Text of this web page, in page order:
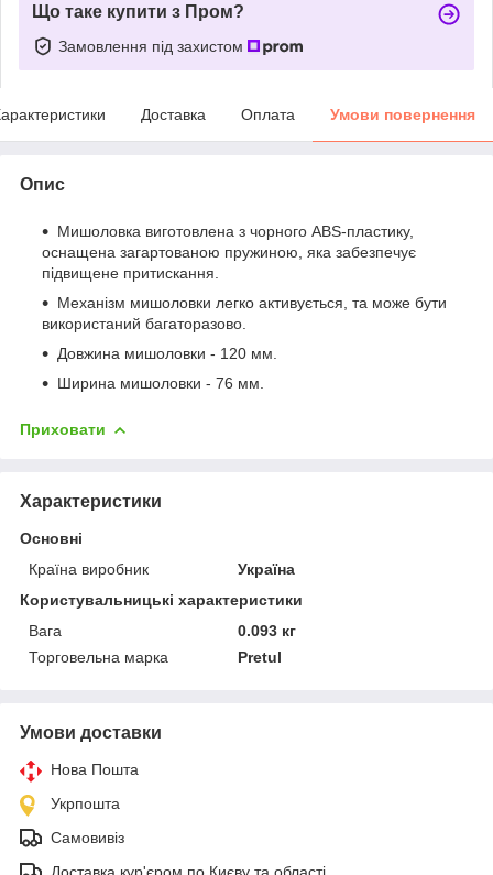
Що таке купити з Пром?
Замовлення під захистом
Доставка Оплата Умови повернення
Опис
Мишоловка виготовлена з чорного ABS-пластику,
оснащена загартованою пружиною, яка забезпечує
підвищене притискання.
Механізм мишоловки легко активується, та може бути
використаний багаторазово.
Довжина мишоловки - 120 мм.
Ширина мишоловки - 76 мм.
Приховати
Характеристики
Основні
Країна виробник
Україна
Користувальницькі характеристики
Вага
0.093 кг
Торговельна марка
Pretul
Умови доставки
Нова Пошта
Укрпошта
Самовивіз
Доставка кур'єром по Києву та області